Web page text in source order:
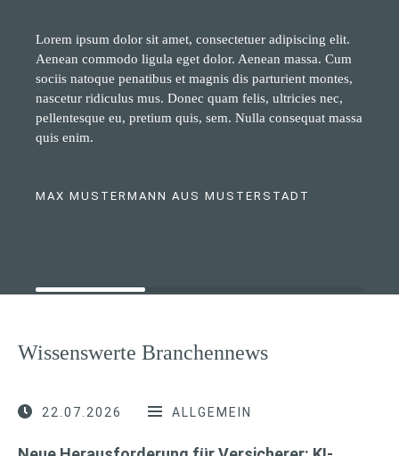
Lorem ipsum dolor sit amet, consectetuer adipiscing elit.
Aenean commodo ligula eget dolor. Aenean massa. Cum
sociis natoque penatibus et magnis dis parturient montes,
nascetur ridiculus mus. Donec quam felis, ultricies nec,
pellentesque eu, pretium quis, sem. Nulla consequat massa
quis enim.
MAX MUSTERMANN AUS MUSTERSTADT
Wissenswerte Branchennews
22.07.2026 ALLGEMEIN